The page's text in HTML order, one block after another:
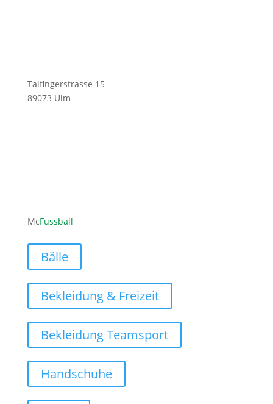
Talfingerstrasse 15
89073 Ulm
McFussball
Bälle
Bekleidung & Freizeit
Bekleidung Teamsport
Handschuhe